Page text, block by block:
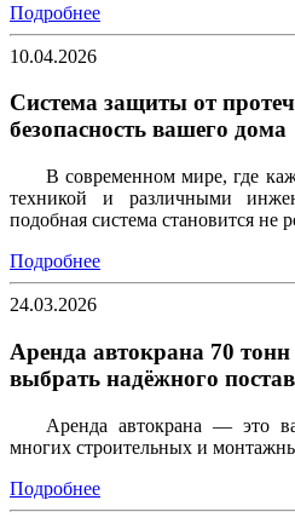
Подробнее
10.04.2026
Система защиты от
безопасность вашего дома
В современном мире, где
техникой и различными
подобная система становится не
Подробнее
24.03.2026
Аренда автокрана 70
выбрать надёжного
Аренда автокрана — это
многих строительных и
Подробнее